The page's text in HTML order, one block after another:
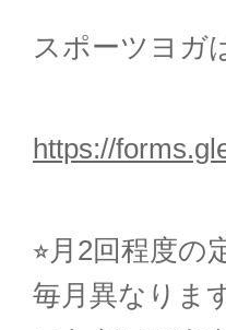
スポーツヨガ
https://
⭐︎月 2回程度の
毎月異なりま